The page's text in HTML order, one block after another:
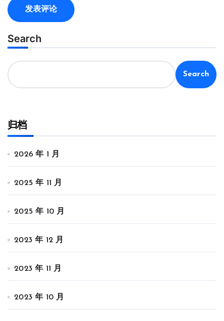
Search
Search
归档
2026 年 1 月
2025 年 11 月
2025 年 10 月
2023 年 12 月
2023 年 11 月
2023 年 10 月